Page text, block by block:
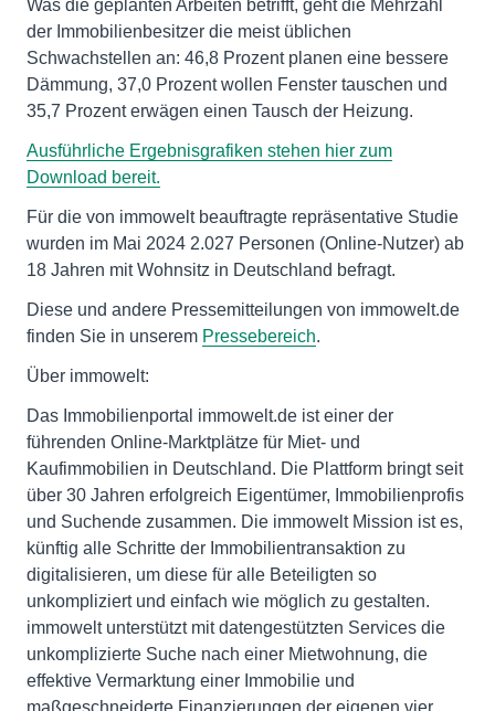
Was die geplanten Arbeiten betrifft, geht die Mehrzahl
der Immobilienbesitzer die meist üblichen
Schwachstellen an: 46,8 Prozent planen eine bessere
Dämmung, 37,0 Prozent wollen Fenster tauschen und
35,7 Prozent erwägen einen Tausch der Heizung.
Ausführliche Ergebnisgrafiken stehen hier zum
Download bereit.
Für die von immowelt beauftragte repräsentative Studie
wurden im Mai 2024 2.027 Personen (Online-Nutzer) ab
18 Jahren mit Wohnsitz in Deutschland befragt.
Diese und andere Pressemitteilungen von immowelt.de
finden Sie in unserem Pressebereich.
Über immowelt:
Das Immobilienportal immowelt.de ist einer der
führenden Online-Marktplätze für Miet- und
Kaufimmobilien in Deutschland. Die Plattform bringt seit
über 30 Jahren erfolgreich Eigentümer, Immobilienprofis
und Suchende zusammen. Die immowelt Mission ist es,
künftig alle Schritte der Immobilientransaktion zu
digitalisieren, um diese für alle Beteiligten so
unkompliziert und einfach wie möglich zu gestalten.
immowelt unterstützt mit datengestützten Services die
unkomplizierte Suche nach einer Mietwohnung, die
effektive Vermarktung einer Immobilie und
maßgeschneiderte Finanzierungen der eigenen vier